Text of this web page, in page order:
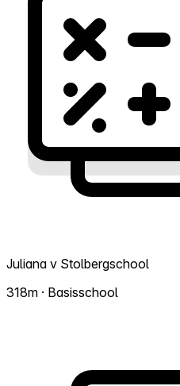
Juliana v Stolbergschool
318m · Basisschool